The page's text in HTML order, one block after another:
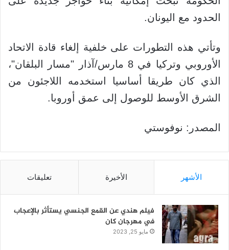
الحدود مع اليونان.
وتأتي هذه التطورات على خلفية إلغاء قادة الاتحاد
الأوروبي وتركيا في 8 مارس/آذار "مسار البلقان"،
الذي كان طريقا أساسيا استخدمه اللاجئون من
الشرق الأوسط للوصول إلى عمق أوروبا.
المصدر: نوفوستي
الأشهر الأخيرة تعليقات
فيلم هندي عن القمع الجنسي يستأثر بالإعجاب
في مهرجان كان
مايو 25, 2023